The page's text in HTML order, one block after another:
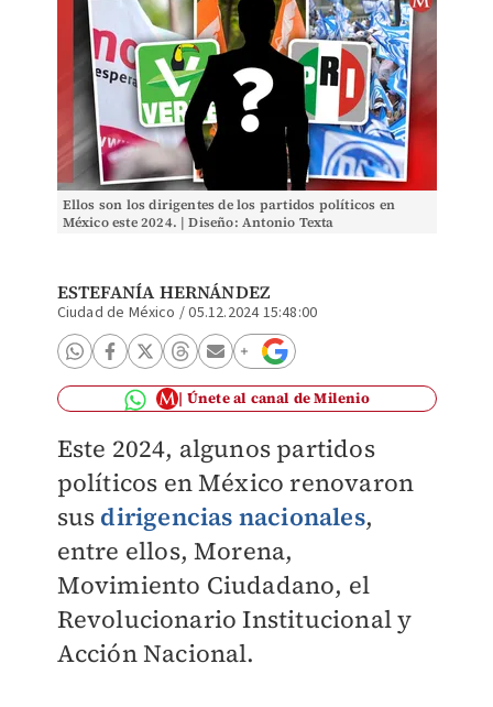
Ellos son los dirigentes de los partidos políticos en
México este 2024. | Diseño: Antonio Texta
ESTEFANÍA HERNÁNDEZ
Ciudad de México /05.12.2024 15:48:00
Únete al canal de Milenio
Este 2024, algunos partidos
políticos en México renovaron
sus dirigencias nacionales,
entre ellos, Morena,
Movimiento Ciudadano, el
Revolucionario Institucional y
Acción Nacional.